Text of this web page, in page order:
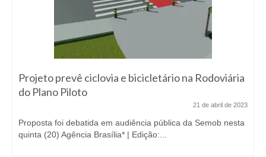
Projeto prevê ciclovia e bicicletário na Rodoviária
do Plano Piloto
21 de abril de 2023
Proposta foi debatida em audiência pública da Semob nesta
quinta (20) Agência Brasília* | Edição:...